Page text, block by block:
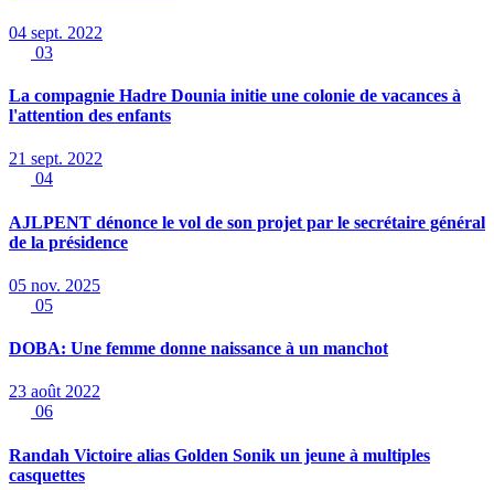
04 sept. 2022
03
La compagnie Hadre Dounia initie une colonie de vacances à
l'attention des enfants
21 sept. 2022
04
AJLPENT dénonce le vol de son projet par le secrétaire général
de la présidence
05 nov. 2025
05
DOBA: Une femme donne naissance à un manchot
23 août 2022
06
Randah Victoire alias Golden Sonik un jeune à multiples
casquettes